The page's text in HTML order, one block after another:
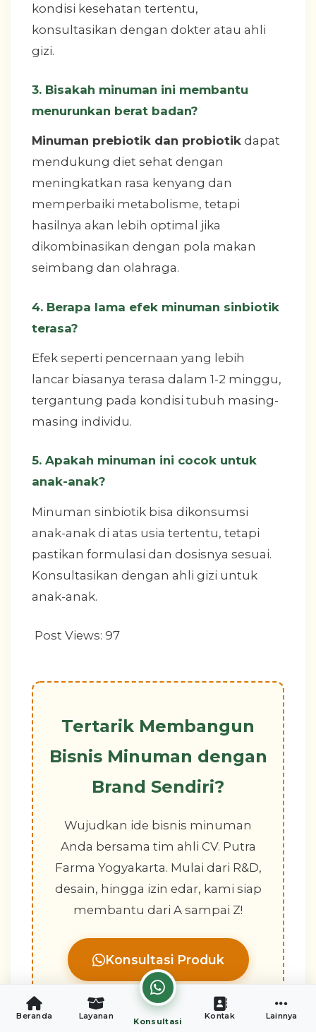
kondisi kesehatan tertentu,
konsultasikan dengan dokter atau ahli
gizi.
3. Bisakah minuman ini membantu
menurunkan berat badan?
Minuman prebiotik dan probiotik dapat
mendukung diet sehat dengan
meningkatkan rasa kenyang dan
memperbaiki metabolisme, tetapi
hasilnya akan lebih optimal jika
dikombinasikan dengan pola makan
seimbang dan olahraga.
4. Berapa lama efek minuman sinbiotik
terasa?
Efek seperti pencernaan yang lebih
lancar biasanya terasa dalam 1-2 minggu,
tergantung pada kondisi tubuh masing-
masing individu.
5. Apakah minuman ini cocok untuk
anak-anak?
Minuman sinbiotik bisa dikonsumsi
anak-anak di atas usia tertentu, tetapi
pastikan formulasi dan dosisnya sesuai.
Konsultasikan dengan ahli gizi untuk
anak-anak.
Post Views: 97
Tertarik Membangun
Bisnis Minuman dengan
Brand Sendiri?
Wujudkan ide bisnis minuman
Anda bersama tim ahli CV. Putra
Farma Yogyakarta. Mulai dari R&D,
desain, hingga izin edar, kami siap
membantu dari A sampai Z!
Konsultasi Produk
Beranda Layanan
Konsultasi
Kontak Lainnya